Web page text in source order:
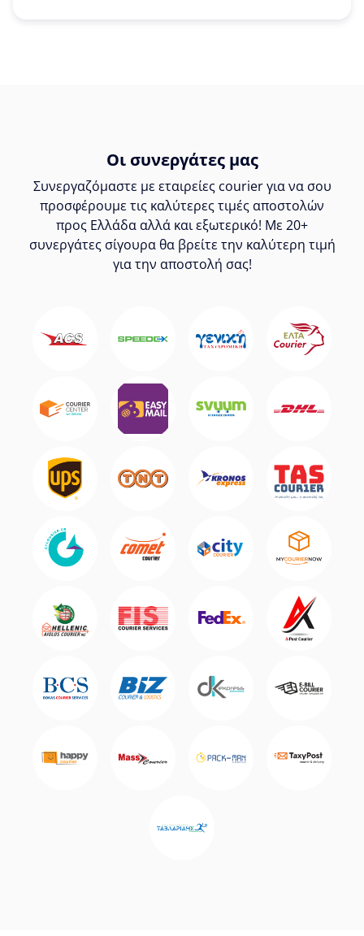
Οι συνεργάτες μας
Συνεργαζόμαστε με εταιρείες courier για να σου
προσφέρουμε τις καλύτερες τιμές αποστολών
προς Ελλάδα αλλά και εξωτερικό! Με 20+
συνεργάτες σίγουρα θα βρείτε την καλύτερη τιμή
για την αποστολή σας!